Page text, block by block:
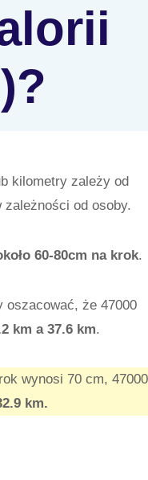
kilometry zależy od
zależności od osoby.
60-80cm na krok.
oszacować, że 47000
km a 37.6 km.
wynosi 70 cm, 47000
km.